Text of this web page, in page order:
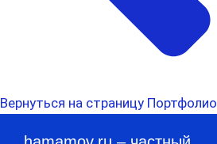
Вернуться на страницу Портфолио